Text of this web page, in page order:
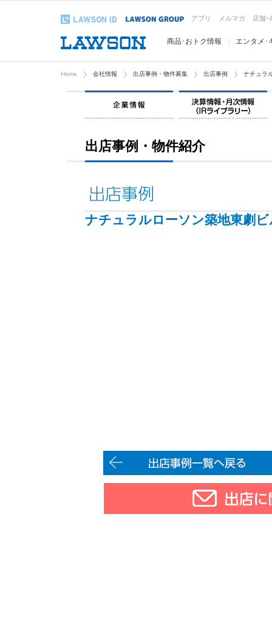
アプリ メルマガ 店舗･
商品･おトク情報 エンタメ･
Home 会社情報 出店事例・物件募集 出店事例 ナチュラ
企業情報
出店事例・物件紹介
ナチュラルローソン築地東劇ビ